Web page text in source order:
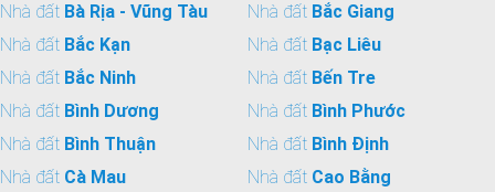
Nhà đất Bà Rịa - Vũng Tàu Nhà đất Bắc Giang
Nhà đất Bắc Kạn Nhà đất Bạc Liêu
Nhà đất Bắc Ninh Nhà đất Bến Tre
Nhà đất Bình Dương Nhà đất Bình Phước
Nhà đất Bình Thuận Nhà đất Bình Định
Nhà đất Cà Mau Nhà đất Cao Bằng